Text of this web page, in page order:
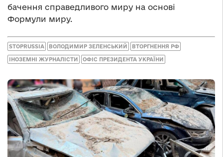
бачення справедливого миру на основі
Формули миру.
STOPRUSSIA ВОЛОДИМИР ЗЕЛЕНСЬКИЙ ВТОРГНЕННЯ РФ
ІНОЗЕМНІ ЖУРНАЛІСТИ ОФІС ПРЕЗИДЕНТА УКРАЇНИ